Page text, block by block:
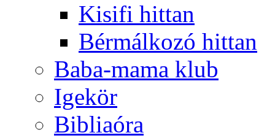
Kisifi hittan
Bérmálkozó hittan
Baba-mama klub
Igekör
Bibliaóra